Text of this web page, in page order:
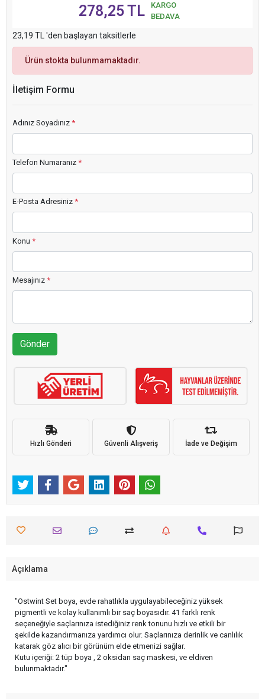
278,25 TL
KARGO
BEDAVA
23,19 TL 'den başlayan taksitlerle
Ürün stokta bulunmamaktadır.
İletişim Formu
Adınız Soyadınız *
Telefon Numaranız *
E-Posta Adresiniz *
Konu *
Mesajınız *
Gönder
Hızlı Gönderi Güvenli Alışveriş İade ve Değişim
Açıklama
"Ostwint Set boya, evde rahatlıkla uygulayabileceğiniz yüksek
pigmentli ve kolay kullanımlı bir saç boyasıdır. 41 farklı renk
seçeneğiyle saçlarınıza istediğiniz renk tonunu hızlı ve etkili bir
şekilde kazandırmanıza yardımcı olur. Saçlarınıza derinlik ve canlılık
katarak göz alıcı bir görünüm elde etmenizi sağlar.
Kutu içeriği: 2 tüp boya , 2 oksidan saç maskesi, ve eldiven
bulunmaktadır."